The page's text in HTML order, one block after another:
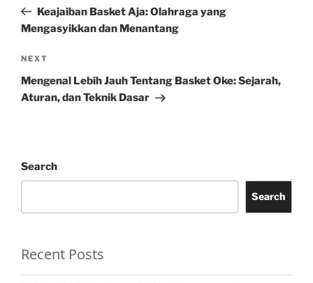
PostKeajaiban Basket Aja: Olahraga yang
Mengasyikkan dan Menantang
Next
Post
NEXT
Mengenal Lebih Jauh Tentang Basket Oke: Sejarah,
Aturan, dan Teknik Dasar
Search
Search
Recent Posts